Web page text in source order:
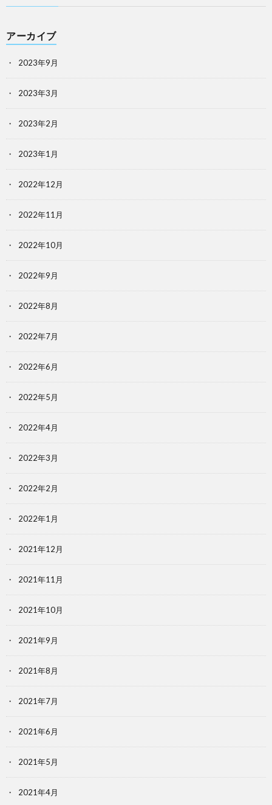
アーカイブ
2023年9月
2023年3月
2023年2月
2023年1月
2022年12月
2022年11月
2022年10月
2022年9月
2022年8月
2022年7月
2022年6月
2022年5月
2022年4月
2022年3月
2022年2月
2022年1月
2021年12月
2021年11月
2021年10月
2021年9月
2021年8月
2021年7月
2021年6月
2021年5月
2021年4月